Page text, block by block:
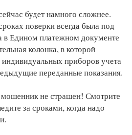
будет намного сложнее.
поверки всегда была под
в Едином платежном документе
колонка, в которой
приборов учета
переданные показания.
мошенник не страшен! Смотрите
за сроками, когда надо